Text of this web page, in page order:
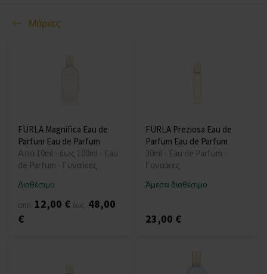
Μάρκες
FURLA Magnifica Eau de
Parfum Eau de Parfum
Από 10ml - έως 100ml - Eau
de Parfum - Γυναίκες
Διαθέσιμο
από 12,00 € έως 48,00
€
FURLA Preziosa Eau de
Parfum Eau de Parfum
30ml - Eau de Parfum -
Γυναίκες
Άμεσα διαθέσιμο
23,00 €